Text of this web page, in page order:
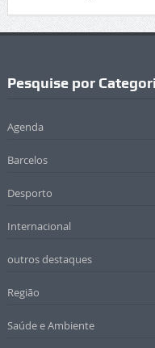
Pesquise por
Agenda
Barcelos
Desporto
Internacional
outros destaques
Região
Saúde e Ambiente